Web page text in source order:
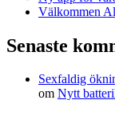
Välkommen
Senaste
Sexfaldig
om Nytt